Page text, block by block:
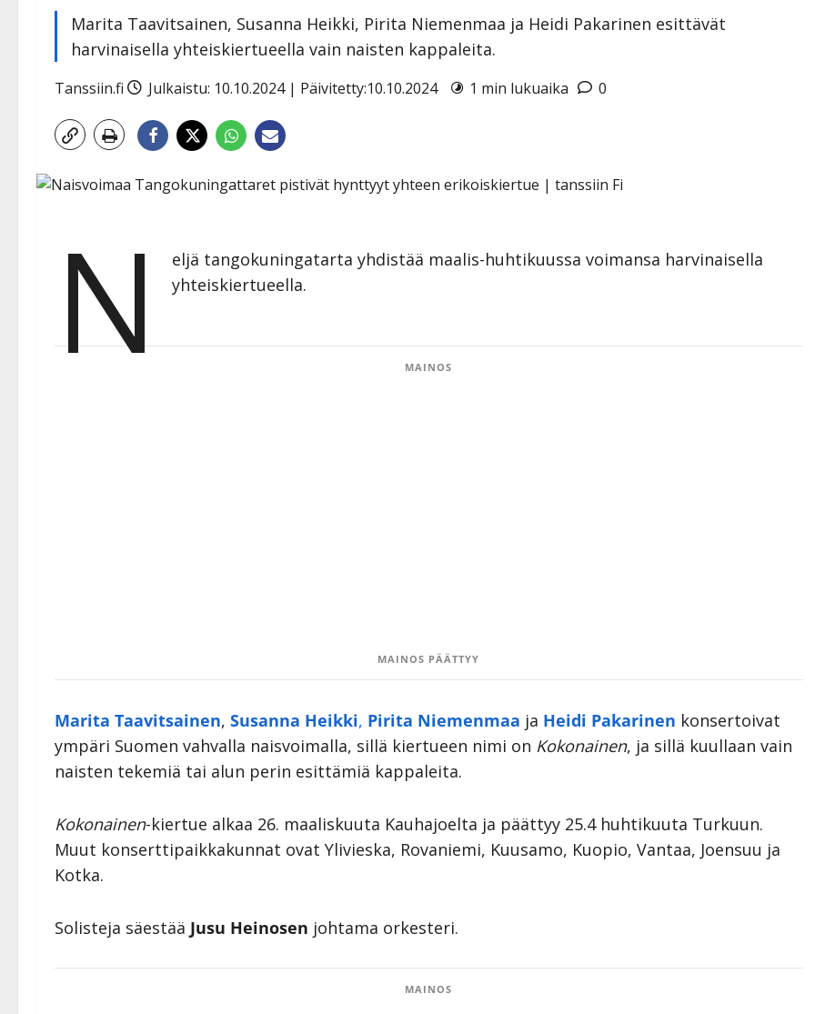
Marita Taavitsainen, Susanna Heikki, Pirita Niemenmaa ja Heidi Pakarinen esittävät
harvinaisella yhteiskiertueella vain naisten kappaleita.
Tanssiin.fi Julkaistu: 10.10.2024 | Päivitetty:10.10.2024 1 min lukuaika 0
N
eljä tangokuningatarta yhdistää maalis-huhtikuussa voimansa harvinaisella
yhteiskiertueella.
MAINOS
MAINOS PÄÄTTYY
Marita Taavitsainen, Susanna Heikki, Pirita Niemenmaa ja Heidi Pakarinen konsertoivat
ympäri Suomen vahvalla naisvoimalla, sillä kiertueen nimi on Kokonainen, ja sillä kuullaan vain
naisten tekemiä tai alun perin esittämiä kappaleita.
Kokonainen-kiertue alkaa 26. maaliskuuta Kauhajoelta ja päättyy 25.4 huhtikuuta Turkuun.
Muut konserttipaikkakunnat ovat Ylivieska, Rovaniemi, Kuusamo, Kuopio, Vantaa, Joensuu ja
Kotka.
Solisteja säestää Jusu Heinosen johtama orkesteri.
MAINOS